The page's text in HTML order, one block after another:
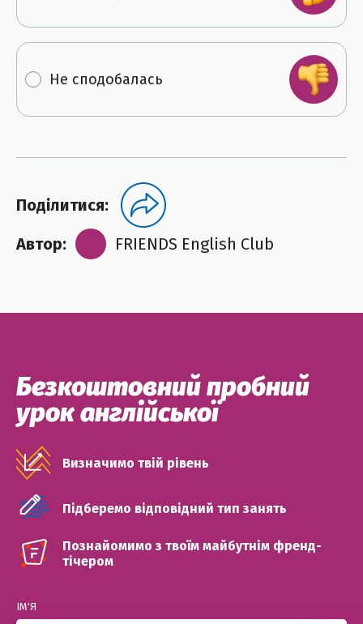
Не сподобалась
Поділитися:
Автор:
FRIENDS English Club
Безкоштовний пробний
урок англійської
Визначимо твій рівень
Підберемо відповідний тип занять
Познайомимо з твоїм майбутнім френд-
тічером
ІМ'Я